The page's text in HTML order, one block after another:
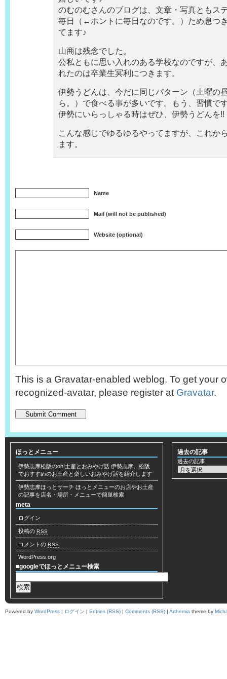
のむのむさんのブログは、文章・写真ともス
毎日（←ホントに毎日なのです。）ため息つ
てます♪
山商は残念でした。
公私ともに思い入れのある学校なのですが、
れたのは卒業生冥利につきます。
伊勢うどんは、今だに同じパターン（土曜の
ら。）で食べる事が多いです。もう、習慣で
伊勢にいらっしゃる時はぜひ、伊勢うどんを!!
こんな感じでゆるゆるやってますが、これか
ます。
Name
Mail (will not be published)
Website (optional)
This is a Gravatar-enabled weblog. To get your
recognized-avatar, please register at Gravatar.
ほっとメニュー
伊勢志摩松阪のoh!土産とおみやげ話 伊勢志摩、松阪
でおすすめのお土産と楽しいおみやげ話を紹介します
伊勢志摩ほっとサーチ ほっとメニューのお店やお土産
の記事を店名・場所・メニューで簡単検索
meta
ログイン
投稿の RSS
コメントの RSS
WordPress.org
■googleでほっとメニュー検索
過去の記事
過去の記事
Powered by WordPress | ログイン | Entries (RSS) | Comments (RSS) | Arthemia theme by